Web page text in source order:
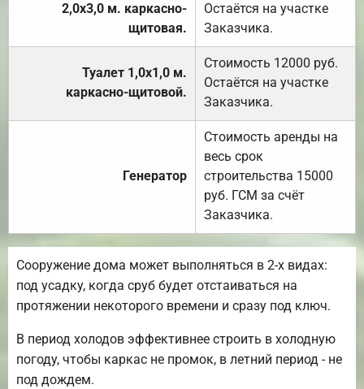
2,0х3,0 м. каркасно-
щитовая.
Остаётся на участке
Заказчика.
Туалет 1,0х1,0 м.
каркасно-щитовой.
Стоимость 12000 руб.
Остаётся на участке
Заказчика.
Генератор
Стоимость аренды на
весь срок
строительства 15000
руб. ГСМ за счёт
Заказчика.
Сооружение дома может выполняться в 2-х видах:
под усадку, когда сруб будет отстаиваться на
протяжении некоторого времени и сразу под ключ.
В период холодов эффективнее строить в холодную
погоду, чтобы каркас не промок, в летний период - не
под дождем.